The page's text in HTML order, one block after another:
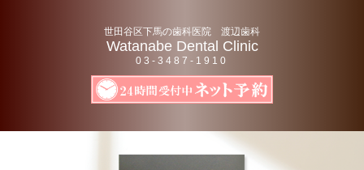
世田谷区下馬の歯科医院 渡辺歯科
Watanabe Dental Clinic
03-3487-1910